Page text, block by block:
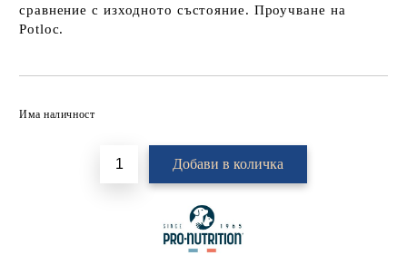
сравнение с изходното състояние. Проучване на
Potloc.
Има наличност